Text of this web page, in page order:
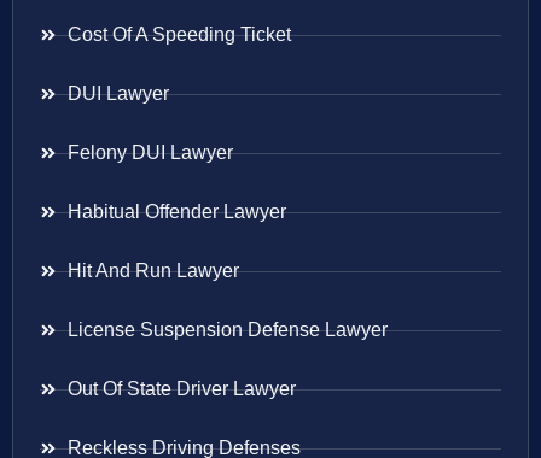
Cost Of A Speeding Ticket
DUI Lawyer
Felony DUI Lawyer
Habitual Offender Lawyer
Hit And Run Lawyer
License Suspension Defense Lawyer
Out Of State Driver Lawyer
Reckless Driving Defenses